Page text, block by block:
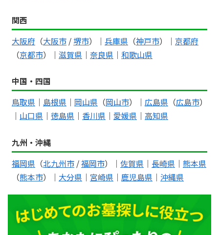
関西
大阪府 （大阪市 / 堺市）｜ 兵庫県 （神戸市）｜ 京都府
（京都市）｜ 滋賀県 ｜ 奈良県 ｜ 和歌山県
中国・四国
鳥取県 ｜ 島根県 ｜ 岡山県 （岡山市）｜ 広島県 （広島市）
｜ 山口県 ｜ 徳島県 ｜ 香川県 ｜ 愛媛県 ｜ 高知県
九州・沖縄
福岡県 （北九州市 /福岡市）｜ 佐賀県 ｜ 長崎県 ｜ 熊本県
（熊本市）｜ 大分県 ｜ 宮崎県 ｜ 鹿児島県 ｜ 沖縄県